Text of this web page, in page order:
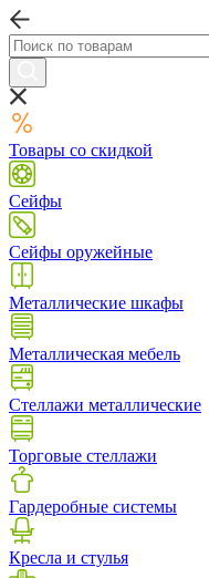
Товары со скидкой
Сейфы
Сейфы оружейные
Металлические шкафы
Металлическая мебель
Стеллажи металлические
Торговые стеллажи
Гардеробные системы
Кресла и стулья